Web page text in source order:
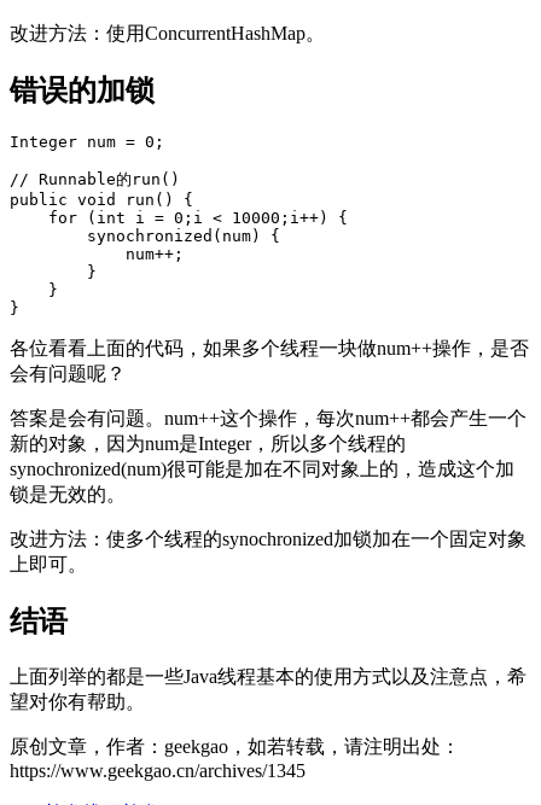
改进方法：使用ConcurrentHashMap。
错误的加锁
Integer num = 0;
// Runnable的run()
public void run() {
    for (int i = 0;i < 10000;i++) {
        synochronized(num) {
            num++;
        }
    }
}
各位看看上面的代码，如果多个线程一块做num++操作，是否
会有问题呢？
答案是会有问题。num++这个操作，每次num++都会产生一个
新的对象，因为num是Integer，所以多个线程的
synochronized(num)很可能是加在不同对象上的，造成这个加
锁是无效的。
改进方法：使多个线程的synochronized加锁加在一个固定对象
上即可。
结语
上面列举的都是一些Java线程基本的使用方式以及注意点，希
望对你有帮助。
原创文章，作者：geekgao，如若转载，请注明出处：
https://www.geekgao.cn/archives/1345